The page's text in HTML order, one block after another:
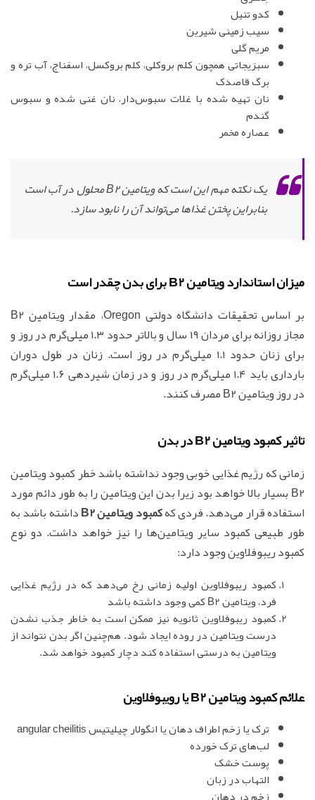
کدو تنبل
سیب زمینی شیرین
مریم گلی
سبزیجاتی همچون کلم بروکلی، کلم بروکسل، اسفناج، آب تره و
برگ قاصدک
نان تهیه شده با غلات سبوس‌دار، نان غنی شده و سبوس
گندم
عصاره مخمر
یک نکته مهم این است که ویتامین B2 محلول در آب است
بنابراین پختن غذاها می‌تواند آن را نابود سازد.
میزان استاندارد ویتامین B2 برای بدن چقدر است
بر اساس تحقیقات دانشگاه دولتی Oregon، مقدار ویتامین B2
مجاز روزانه برای مردان ۱۹ سال و بالاتر حدود ۱.۳ میلی‌گرم در روز و
برای زنان حدود ۱.۱ میلی‌گرم در روز است. زنان در طول دوران
بارداری باید ۱.۴ میلی‌گرم در روز و در زمان شیردهی ۱.۶ میلی‌گرم
در روز ویتامین B2 مصرف کنند.
تاثیر کمبود ویتامین B2 در بدن
زمانی که رژیم غذایی خوبی وجود نداشته باشد خطر کمبود ویتامین
B2 بسیار بالا خواهد بود زیرا بدن این ویتامین را به طور دائم مورد
استفاده قرار می‌دهد. فردی کهکمبود ویتامین B2
داشته باشد به
طور طبیعی کمبود سایر ویتامین‌ها را نیز خواهد داشت. دو نوع
کمبود ریبوفلاوین وجود دارد:
کمبود ریبوفلاوین اولیه زمانی رخ می‌دهد که در رژیم غذایی
فرد، ویتامین B2 کمی وجود داشته باشد
کمبود ریبوفلاوین ثانویه نیز ممکن است به خاطر جذب نشدن
درست ویتامین در روده ایجاد شود. هم‌چنین اگر بدن نتواند از
ویتامین به درستی استفاده کند دچار کمبود خواهد شد.
علائم کمبود ویتامین B2 یا رویبوفلاوین
ترک یا زخم اطراف دهان یا انگولار چیلیتیس angular cheilitis
لب‌های ترک خورده
پوست خشک
التهاب در زبان